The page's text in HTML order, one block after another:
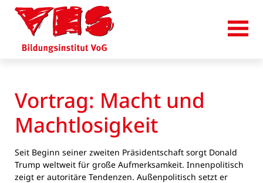
Vortrag: Macht und
Machtlosigkeit
Seit Beginn seiner zweiten Präsidentschaft sorgt Donald
Trump weltweit für große Aufmerksamkeit. Innenpolitisch
zeigt er autoritäre Tendenzen. Außenpolitisch setzt er